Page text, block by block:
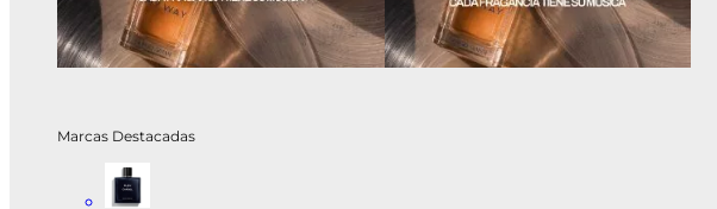
Marcas Destacadas